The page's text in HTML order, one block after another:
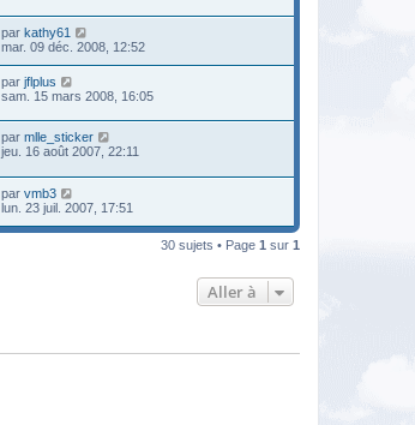
par kathy61
mar. 09 déc. 2008, 12:52
par jflplus
sam. 15 mars 2008, 16:05
par mlle_sticker
jeu. 16 août 2007, 22:11
par vmb3
lun. 23 juil. 2007, 17:51
30 sujets • Page 1 sur 1
Aller à